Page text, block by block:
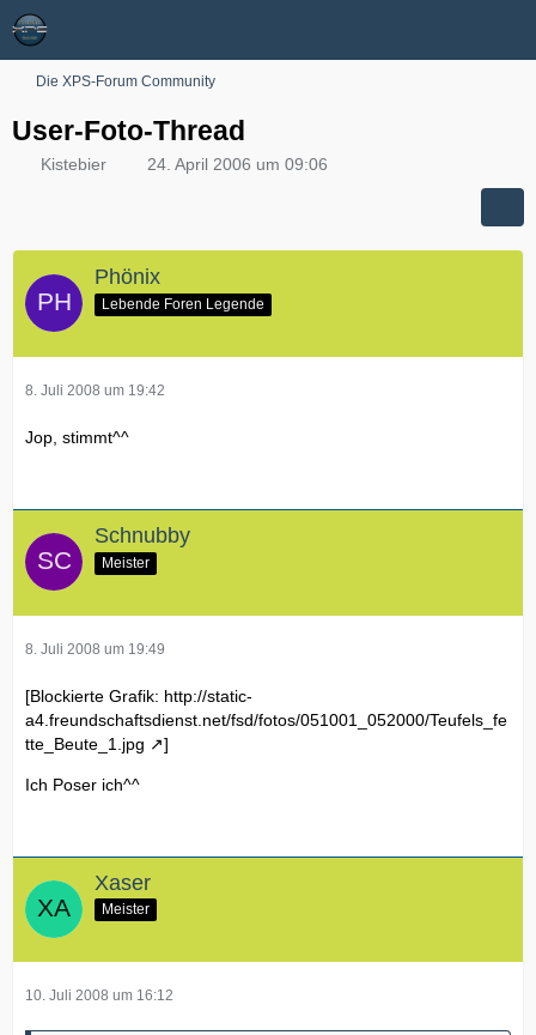
Die XPS-Forum Community
User-Foto-Thread
Kistebier 24. April 2006 um 09:06
Phönix
Lebende Foren Legende
8. Juli 2008 um 19:42
Jop, stimmt^^
Schnubby
Meister
8. Juli 2008 um 19:49
[Blockierte Grafik: http://static-
a4.freundschaftsdienst.net/fsd/fotos/051001_052000/Teufels_fe
tte_Beute_1.jpg
]
Ich Poser ich^^
Xaser
Meister
10. Juli 2008 um 16:12